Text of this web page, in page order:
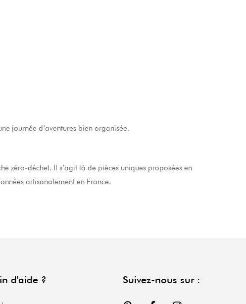
journée d’aventures bien organisée.
zéro-déchet. Il s’agit là de pièces uniques proposées en
artisanalement en France.
d'aide ? Suivez-nous sur :